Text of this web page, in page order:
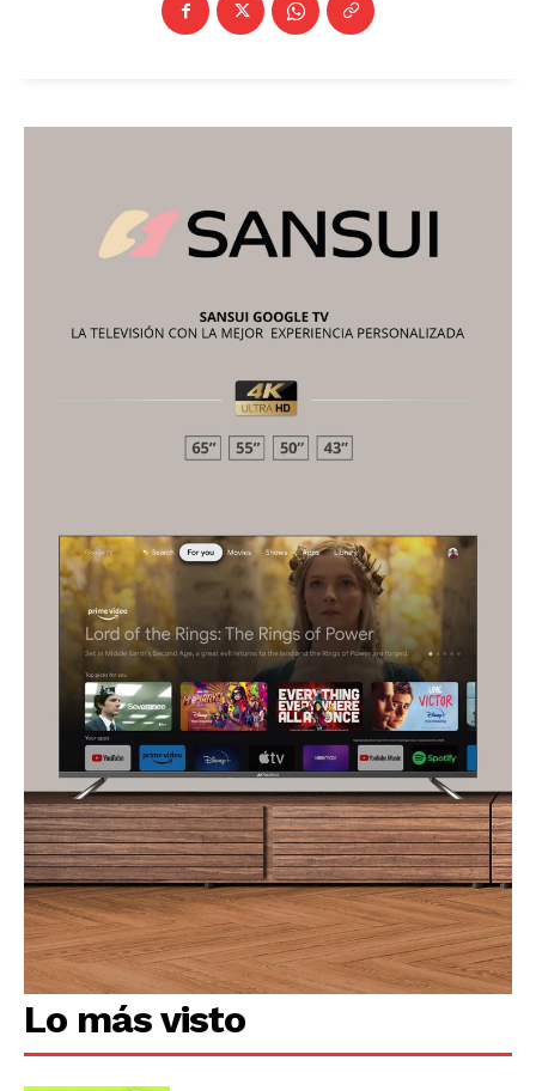
Lo más visto